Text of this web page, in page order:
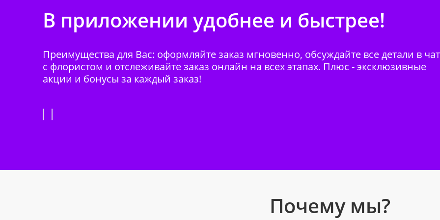
В приложении удобнее и быстрее!
Преимущества для Вас: оформляйте заказ мгновенно, обсуждайте все детали в
с флористом и отслеживайте заказ онлайн на всех этапах. Плюс - эксклюзивные
акции и бонусы за каждый заказ!
Почему мы?